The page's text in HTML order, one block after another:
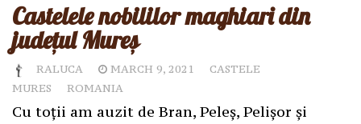
Castelele nobililor maghiari din
județul Mureș
RALUCA MARCH 9, 2021
CASTELE
MURES
ROMANIA
Cu toții am auzit de Bran, Peleș, Pelișor și